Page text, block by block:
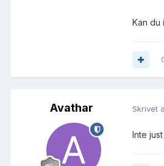
Kan du
Avathar Skrivet
Inte